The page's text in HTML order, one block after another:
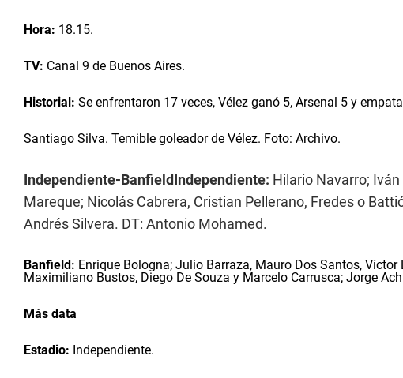
Hora: 18.15.
TV: Canal 9 de Buenos Aires.
Historial: Se enfrentaron 17 veces, Vélez ganó 5, Arsenal 5 y
Santiago Silva. Temible goleador de Vélez. Foto: Archivo.
Independiente-BanfieldIndependiente: Hilario Navarro;
Mareque; Nicolás Cabrera, Cristian Pellerano, Fredes o
Andrés Silvera. DT: Antonio Mohamed.
Banfield: Enrique Bologna; Julio Barraza, Mauro Dos Santos,
Maximiliano Bustos, Diego De Souza y Marcelo Carrusca; Jorge
Más data
Estadio: Independiente.